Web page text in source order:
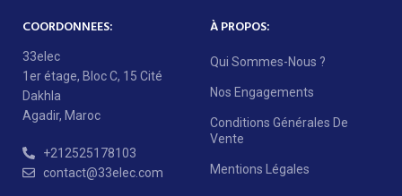
COORDONNEES:
33elec
1er étage, Bloc C, 15 Cité
Dakhla
Agadir, Maroc
+212525178103
contact@33elec.com
À PROPOS:
Qui Sommes-Nous ?
Nos Engagements
Conditions Générales De
Vente
Mentions Légales